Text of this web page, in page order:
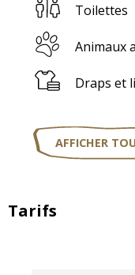
Toilettes
Animaux
Draps et
AFFICHER
Tarifs